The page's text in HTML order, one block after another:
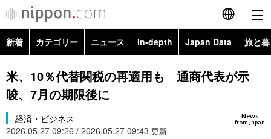
English
简体字
カテゴリー
新着 カテゴリー ニュース In-depth Japan Data 旅と
政治・外交
経済・ビジネス
国際・海外
Topics
米、10％代替関税の再適用も 通商代表が示
唆、7月の期限後に
News
from Japan
経済・ビジネス
2026.05.27 09:26 / 2026.05.27 09:43 更新